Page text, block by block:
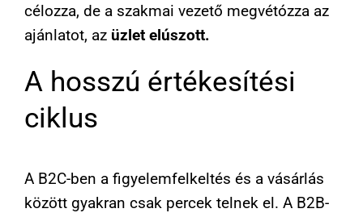
célozza, de a szakmai vezető megvétózza az
ajánlatot, az üzlet elúszott.
A hosszú értékesítési
ciklus
A B2C-ben a figyelemfelkeltés és a vásárlás
között gyakran csak percek telnek el. A B2B-